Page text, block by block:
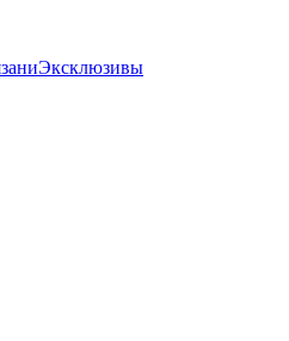
Эксклюзивы